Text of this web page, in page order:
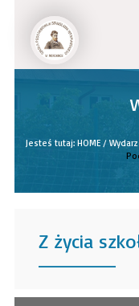
Jesteś tutaj: HOME/
Z życia
______